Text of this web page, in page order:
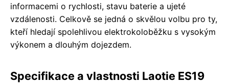
informacemi o rychlosti, stavu baterie a ujeté
vzdálenosti. Celkově se jedná o skvělou volbu pro ty,
kteří hledají spolehlivou elektrokoloběžku s vysokým
výkonem a dlouhým dojezdem.
Specifikace a vlastnosti Laotie ES19